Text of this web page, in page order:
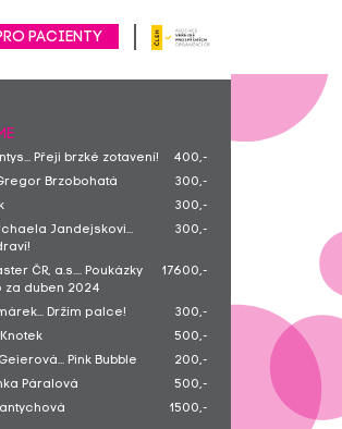
pacienty
Přeji brzké zotavení!
400,-
Brzobohatá
300,-
300,-
Jandejskovi...
300,-
ČR, a.s.... Poukázky
za duben 2024
17600,-
Držím palce!
300,-
500,-
Pink Bubble
200,-
Páralová
500,-
1500,-